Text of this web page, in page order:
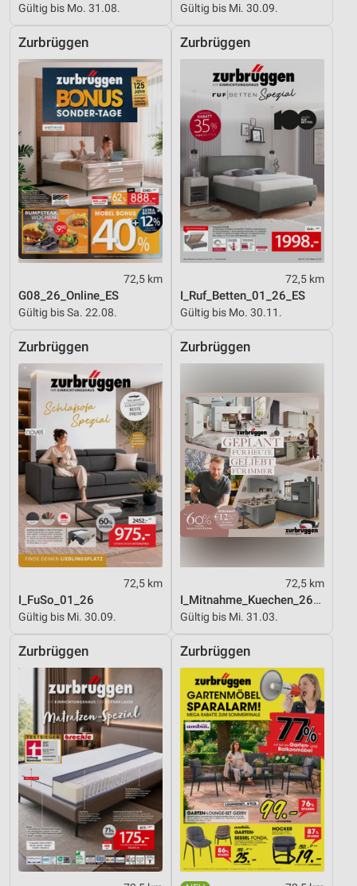
Gültig bis Mo. 31.08. Gültig bis Mi. 30.09.
Zurbrüggen
72,5 km
G08_26_Online_ES
Gültig bis Sa. 22.08.
Zurbrüggen
72,5 km
I_Ruf_Betten_01_26_ES
Gültig bis Mo. 30.11.
Zurbrüggen
72,5 km
I_FuSo_01_26
Gültig bis Mi. 30.09.
Zurbrüggen
72,5 km
I_Mitnahme_Kuechen_26_ES
Gültig bis Mi. 31.03.
Zurbrüggen Zurbrüggen